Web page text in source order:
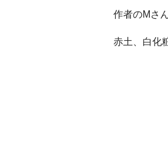
作者のMさ
赤土、白化